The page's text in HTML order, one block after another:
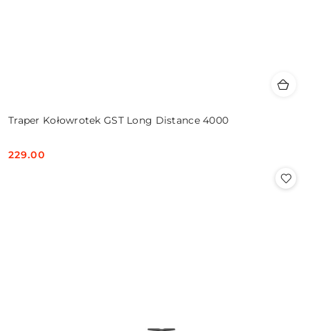
Traper Kołowrotek GST Long Distance 4000
Cena:
229.00